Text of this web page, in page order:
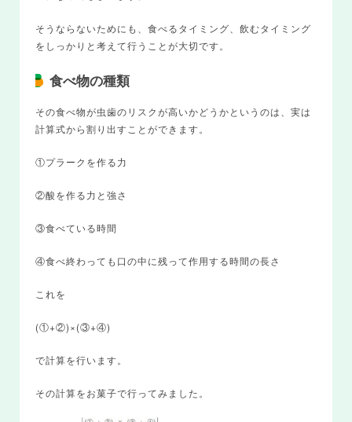
そうならないためにも、食べるタイミング、飲むタイミング
をしっかりと考えて行うことが大切です。
食べ物の種類
その食べ物が虫歯のリスクが高いかどうかというのは、実は
計算式から割り出すことができます。
①プラークを作る力
②酸を作る力と強さ
③食べている時間
④食べ終わっても口の中に残って作用する時間の長さ
これを
(①+②)×(③+④)
で計算を行います。
その計算をお菓子で行ってみました。